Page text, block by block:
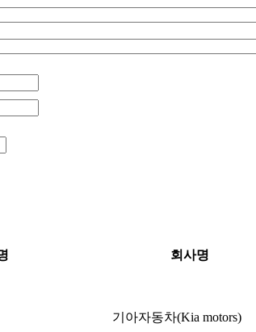
회사명
기아자동차(Kia motors)